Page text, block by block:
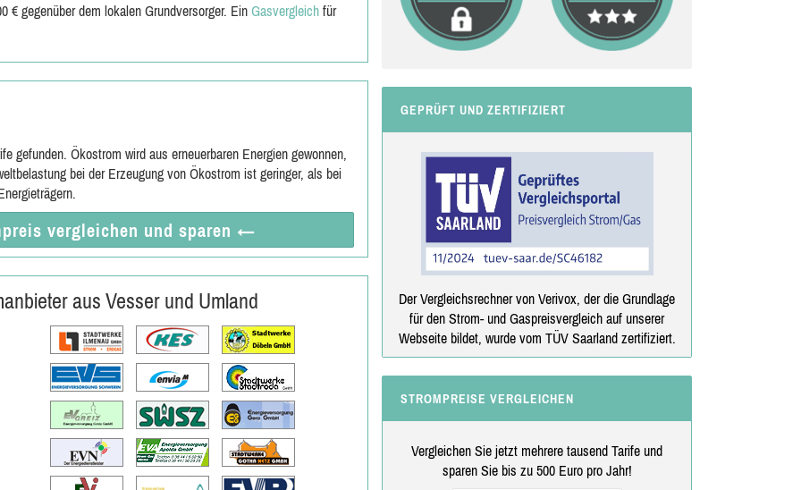
€ gegenüber dem lokalen Grundversorger. Ein Gasvergleich für
gefunden. Ökostrom wird aus erneuerbaren Energien gewonnen,
bei der Erzeugung von Ökostrom ist geringer, als bei
vergleichen und sparen ←
aus Vesser und Umland
GEPRÜFT UND ZERTIFIZIERT
Der Vergleichsrechner von Verivox, der die Grundlage
für den Strom- und Gaspreisvergleich auf unserer
Webseite bildet, wurde vom TÜV Saarland zertifiziert.
STROMPREISE VERGLEICHEN
Vergleichen Sie jetzt mehrere tausend Tarife und
sparen Sie bis zu 500 Euro pro Jahr!